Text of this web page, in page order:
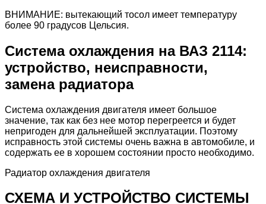
ВНИМАНИЕ: вытекающий тосол имеет температуру
более 90 градусов Цельсия.
Система охлаждения на ВАЗ 2114:
устройство, неисправности,
замена радиатора
Система охлаждения двигателя имеет большое
значение, так как без нее мотор перегреется и будет
непригоден для дальнейшей эксплуатации. Поэтому
исправность этой системы очень важна в автомобиле, и
содержать ее в хорошем состоянии просто необходимо.
Радиатор охлаждения двигателя
СХЕМА И УСТРОЙСТВО СИСТЕМЫ